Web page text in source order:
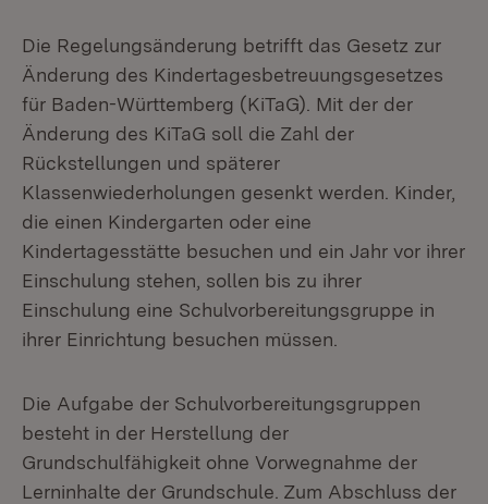
Die Regelungsänderung betrifft das Gesetz zur
Änderung des Kindertagesbetreuungsgesetzes
für Baden-Württemberg (KiTaG). Mit der der
Änderung des KiTaG soll die Zahl der
Rückstellungen und späterer
Klassenwiederholungen gesenkt werden. Kinder,
die einen Kindergarten oder eine
Kindertagesstätte besuchen und ein Jahr vor ihrer
Einschulung stehen, sollen bis zu ihrer
Einschulung eine Schulvorbereitungsgruppe in
ihrer Einrichtung besuchen müssen.
Die Aufgabe der Schulvorbereitungsgruppen
besteht in der Herstellung der
Grundschulfähigkeit ohne Vorwegnahme der
Lerninhalte der Grundschule. Zum Abschluss der